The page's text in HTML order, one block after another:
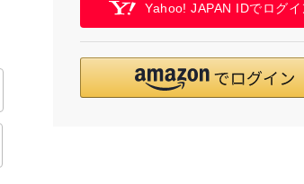
Yahoo! JAPAN IDでログイ